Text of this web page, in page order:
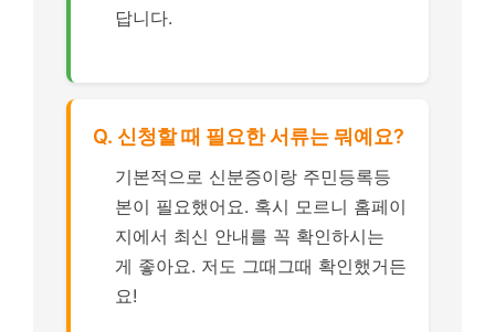
답니다.
Q. 신청할 때 필요한 서류는 뭐예요?
기본적으로 신분증이랑 주민등록등
본이 필요했어요. 혹시 모르니 홈페이
지에서 최신 안내를 꼭 확인하시는
게 좋아요. 저도 그때그때 확인했거든
요!